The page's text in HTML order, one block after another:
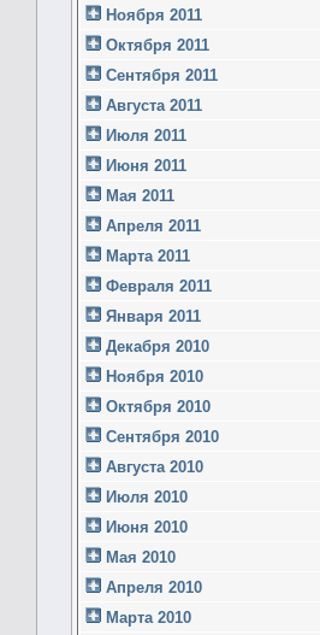
Ноября 2011
Октября 2011
Сентября 2011
Августа 2011
Июля 2011
Июня 2011
Мая 2011
Апреля 2011
Марта 2011
Февраля 2011
Января 2011
Декабря 2010
Ноября 2010
Октября 2010
Сентября 2010
Августа 2010
Июля 2010
Июня 2010
Мая 2010
Апреля 2010
Марта 2010